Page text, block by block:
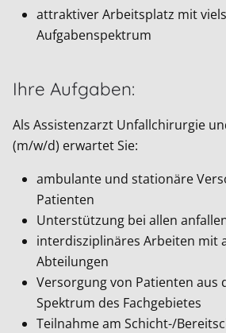
attraktiver Arbeitsplatz mit
Aufgabenspektrum
Ihre Aufgaben:
Als Assistenzarzt Unfallchirurgie
(m/w/d) erwartet Sie:
ambulante und stationäre
Patienten
Unterstützung bei allen
interdisziplinäres Arbeiten mit
Abteilungen
Versorgung von Patienten aus
Spektrum des Fachgebietes
Teilnahme am Schicht-/